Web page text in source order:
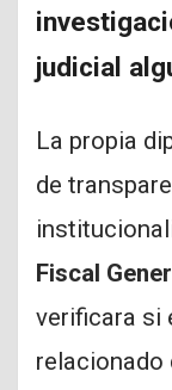
judicial
La propia
de
Fiscal
verificara si